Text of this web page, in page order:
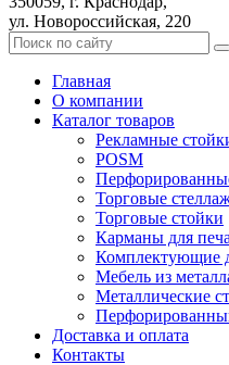
ул. Новороссийская, 220
Главная
О компании
Каталог товаров
Рекламные
POSM
Торговые
Торговые стойки
Карманы для
Комплектующие
Мебель из
Металлические
Доставка и оплата
Контакты